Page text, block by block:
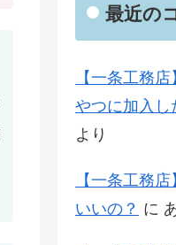
最近の
【一条工務
やつに加入し
より
【一条工務
いいの？ に